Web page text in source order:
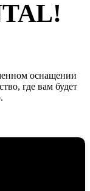
оснащении
где вам будет